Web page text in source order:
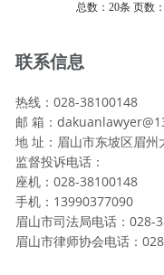
总数：20条 页数：
联系信息
热线：028-38100148
邮 箱：
地 址：眉山市东坡区眉
监督投诉电话：
座机：028-38100148
手机：13990377090
眉山市司法局电话：028-
眉山市律师协会电话：